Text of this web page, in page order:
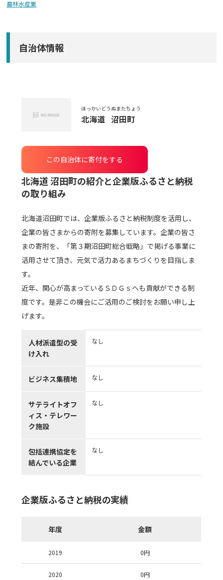
農林水産業
自治体情報
ほっかいどう
北海道
ぬまたちょう
沼田町
この自治体に寄付をする
北海道 沼田町の紹介と企業版ふるさと納税
の取り組み
北海道沼田町では、企業版ふるさと納税制度を活用し、
企業の皆さまからの寄附を募集しています。企業の皆さ
まの寄附を、「第３期沼田町総合戦略」で掲げる事業に
活用させて頂き、元気で活力あるまちづくりを目指しま
す。
近年、関心が高まっているＳＤＧｓへも貢献ができる制
度です。是非この機会にご活用のご検討をお願い申し上
げます。
人材派遣型の受
け入れ
なし
ビジネス集積地 なし
サテライトオフ
ィス・テレワー
ク施設
なし
包括連携協定を
結んでいる企業
なし
企業版ふるさと納税の実績
年度 金額
2019 0円
2020 0円